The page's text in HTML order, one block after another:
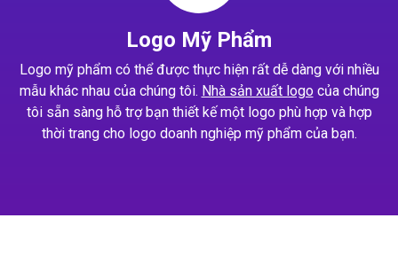
Logo Mỹ Phẩm
Logo mỹ phẩm có thể được thực hiện rất dễ dàng với nhiều
mẫu khác nhau của chúng tôi. Nhà sản xuất logocủa chúng
tôi sẵn sàng hỗ trợ bạn thiết kế một logo phù hợp và hợp
thời trang cho logo doanh nghiệp mỹ phẩm của bạn.